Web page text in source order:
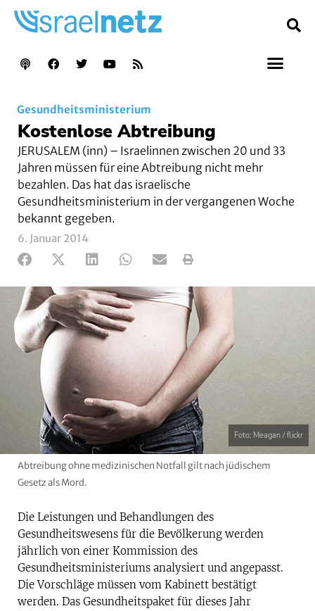
Gesundheitsministerium
Kostenlose Abtreibung
JERUSALEM (inn) – Israelinnen zwischen 20 und 33
Jahren müssen für eine Abtreibung nicht mehr
bezahlen. Das hat das israelische
Gesundheitsministerium in der vergangenen Woche
bekannt gegeben.
6. Januar 2014
Foto: Meagan / flickr
Abtreibung ohne medizinischen Notfall gilt nach jüdischem
Gesetz als Mord.
Die Leistungen und Behandlungen des
Gesundheitswesens für die Bevölkerung werden
jährlich von einer Kommission des
Gesundheitsministeriums analysiert und angepasst.
Die Vorschläge müssen vom Kabinett bestätigt
werden. Das Gesundheitspaket für dieses Jahr